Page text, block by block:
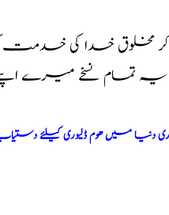
مخلوق خدا کی خدمت
یہ تمام نسخے میرے
دنیا میں ھوم ڈلیوری کیلئے